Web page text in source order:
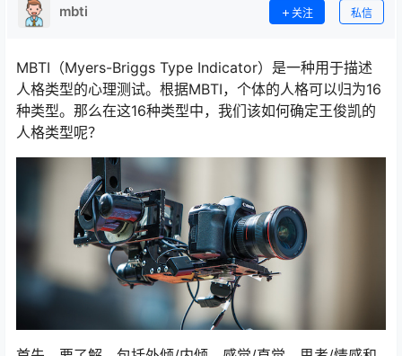
mbti 关注 私信
MBTI（Myers-Briggs Type Indicator）是一种用于描述
人格类型的心理测试。根据MBTI，个体的人格可以归为16
种类型。那么在这16种类型中，我们该如何确定王俊凯的
人格类型呢？